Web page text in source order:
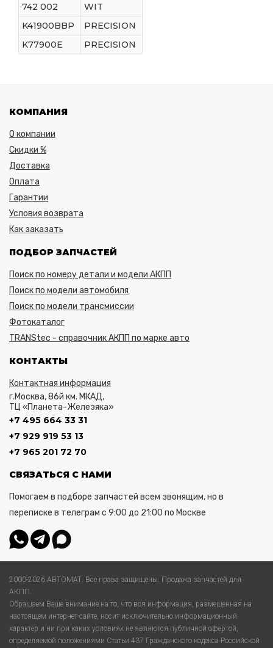
742 002
WIT
K41900BBP
PRECISION
K77900E
PRECISION
КОМПАНИЯ
О компании
Скидки %
Доставка
Оплата
Гарантии
Условия возврата
Как заказать
ПОДБОР ЗАПЧАСТЕЙ
Поиск по номеру детали и модели АКПП
Поиск по модели автомобиля
Поиск по модели трансмиссии
Фотокаталог
TRANStec - справочник АКПП по марке авто
КОНТАКТЫ
Контактная информация
г.Москва, 86й км. МКАД,
ТЦ «Планета-Железяка»
+7 495 664 33 31
+7 929 919 53 13
+7 965 201 72 70
СВЯЗАТЬСЯ С НАМИ
Помогаем в подборе запчастей всем звонящим, но в
переписке в телеграм с 9:00 до 21:00 по Москве
2000-2026 АВТОМАТ. Все права защищены. Продажа запчастей для
АКПП.
Обращаем Ваше внимание на то, что вся информация, размещенная на
настоящем интернет-сайте, носит исключительно информационный
характер и ни при каких условиях не являются публичной офертой,
определяемой положениями Статьи 437 Гражданского кодекса Российской